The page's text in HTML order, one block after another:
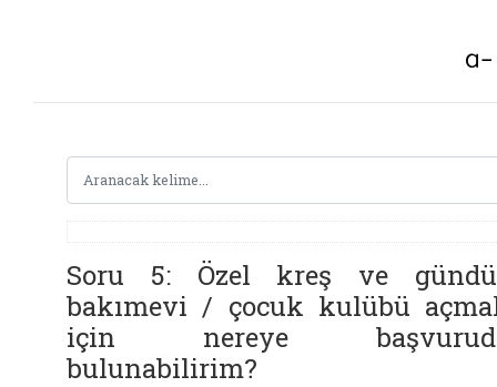
Soru 5: Özel kreş ve
bakımevi / çocuk kulübü
için nereye
bulunabilirim?